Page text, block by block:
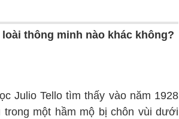
thông minh nào khác không?
Julio Tello tìm thấy vào năm 1928
một hầm mộ bị chôn vùi dưới